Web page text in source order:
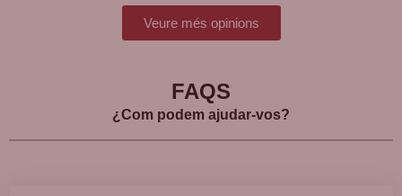
Veure més opinions
FAQS
¿Com podem ajudar-vos?